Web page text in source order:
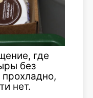
где
без
нет.